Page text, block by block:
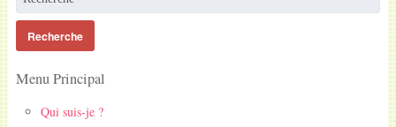
Menu Principal
Qui suis-je ?